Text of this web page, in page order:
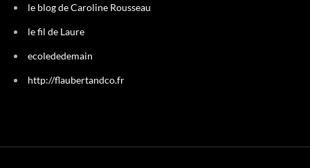
le blog de Caroline Rousseau
le fil de Laure
ecolededemain
http://flaubertandco.fr